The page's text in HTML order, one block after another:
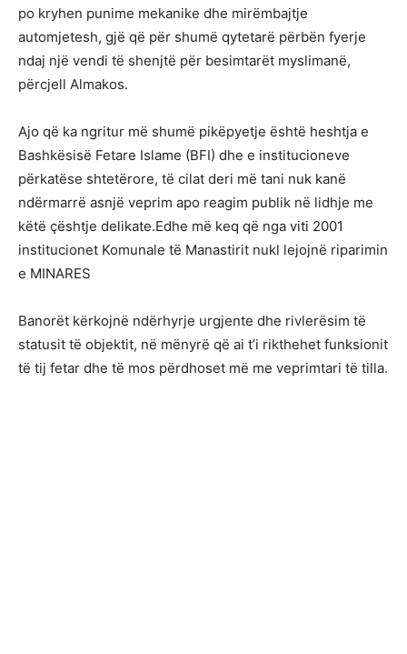
po kryhen punime mekanike dhe mirëmbajtje
automjetesh, gjë që për shumë qytetarë përbën fyerje
ndaj një vendi të shenjtë për besimtarët myslimanë,
përcjell Almakos.
Ajo që ka ngritur më shumë pikëpyetje është heshtja e
Bashkësisë Fetare Islame (BFI) dhe e institucioneve
përkatëse shtetërore, të cilat deri më tani nuk kanë
ndërmarrë asnjë veprim apo reagim publik në lidhje me
këtë çështje delikate.Edhe më keq që nga viti 2001
institucionet Komunale të Manastirit nukl lejojnë riparimin
e MINARES
Banorët kërkojnë ndërhyrje urgjente dhe rivlerësim të
statusit të objektit, në mënyrë që ai t’i rikthehet funksionit
të tij fetar dhe të mos përdhoset më me veprimtari të tilla.